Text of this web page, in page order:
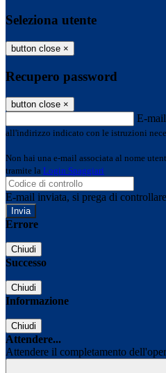
Seleziona utente
button close ×
Recupero password
button close ×
E-mail
all'indirizzo indicato con le istruzioni
Non hai una e-mail associata al nome
tramite la Login Spaggiari
E-mail inviata, si prega di
Errore
Chiudi
Successo
Chiudi
Informazione
Chiudi
Attendere...
Attendere il completamento